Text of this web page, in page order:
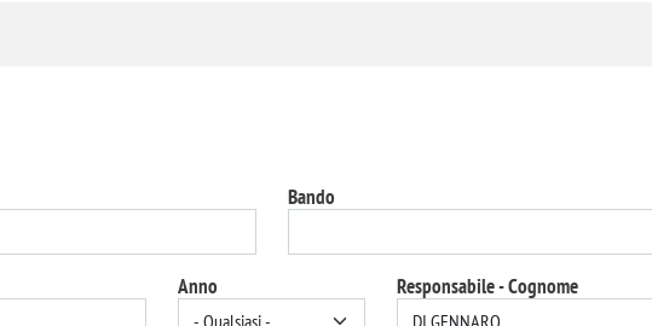
Bando
Anno Responsabile - Cognome